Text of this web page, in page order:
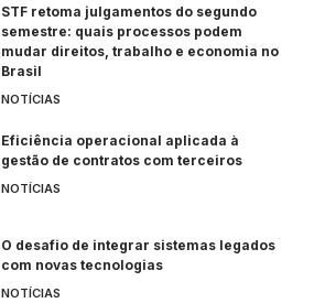
STF retoma julgamentos do segundo
semestre: quais processos podem
mudar direitos, trabalho e economia no
Brasil
NOTÍCIAS
Eficiência operacional aplicada à
gestão de contratos com terceiros
NOTÍCIAS
O desafio de integrar sistemas legados
com novas tecnologias
NOTÍCIAS